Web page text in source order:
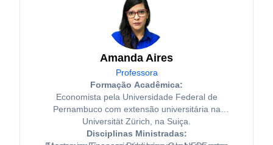
Amanda Aires
Professora
Formação Acadêmica:
Economista pela Universidade Federal de
Pernambuco com extensão universitária na
Universität Zürich, na Suiça.
Disciplinas Ministradas: